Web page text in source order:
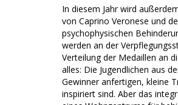
In diesem Jahr wird
von Caprino Veronese und
psychophysischen
werden an der
Verteilung der Medaillen an
alles: Die Jugendlichen aus
Gewinner anfertigen, kleine
inspiriert sind. Aber das